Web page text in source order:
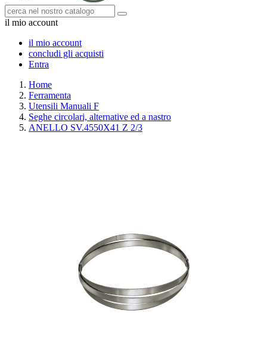
il mio account
il mio account
concludi gli acquisti
Entra
Home
Ferramenta
Utensili Manuali F
Seghe circolari, alternative ed a nastro
ANELLO SV.4550X41 Z 2/3